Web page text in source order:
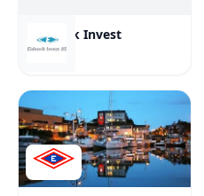
Eidesvik Invest
Finans